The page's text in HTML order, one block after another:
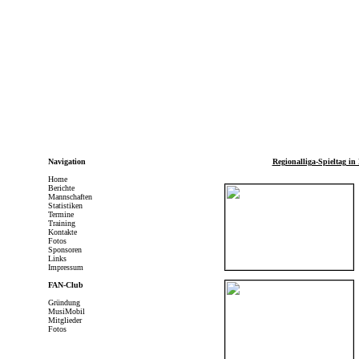
Navigation
Home
Berichte
Mannschaften
Statistiken
Termine
Training
Kontakte
Fotos
Sponsoren
Links
Impressum
FAN-Club
Gründung
MusiMobil
Mitglieder
Fotos
Regionalliga-Spieltag in